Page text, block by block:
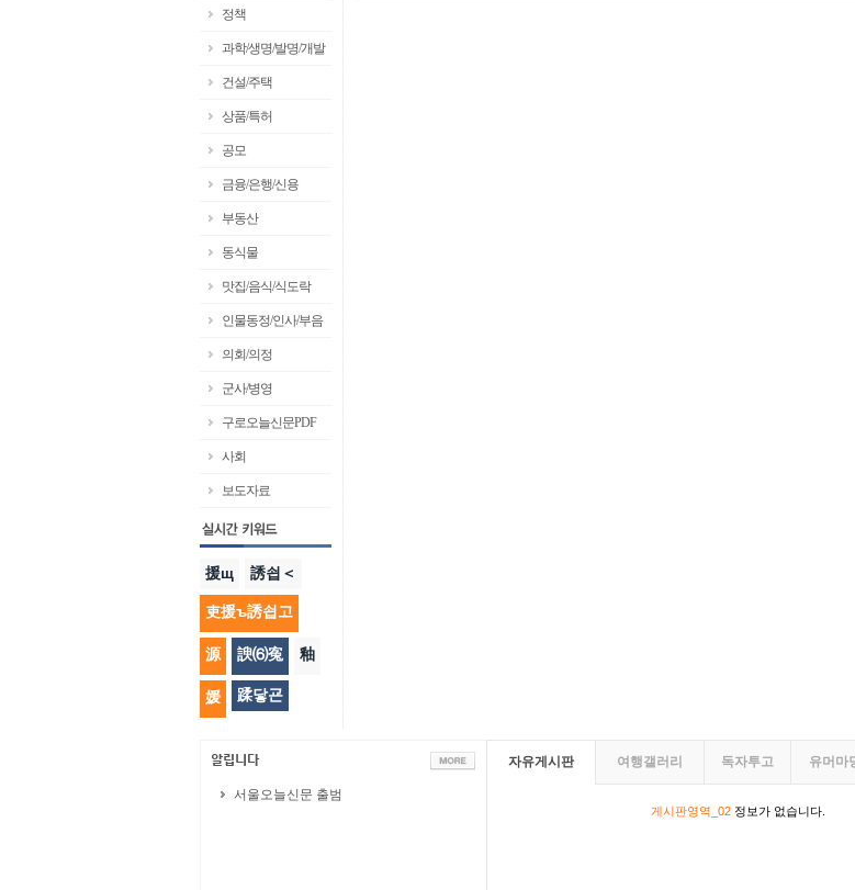
정책
과학/생명/발명/개발
건설/주택
상품/특허
공모
금융/은행/신용
부동산
동식물
맛집/음식/식도락
인물동정/인사/부음
의회/의정
군사/병영
구로오늘신문PDF
사회
보도자료
援щ 誘쇱＜
吏援ъ誘쇱고
源 諛⑹寃 釉
媛 蹂닿굔
서울오늘신문 출범
자유게시판 여행갤러리 독자투고 유머마
게시판영역_02정보가 없습니다.